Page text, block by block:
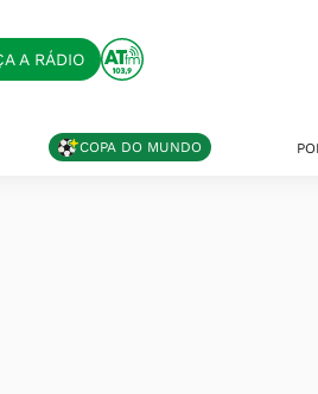
A RÁDIO
COPA DO MUNDO